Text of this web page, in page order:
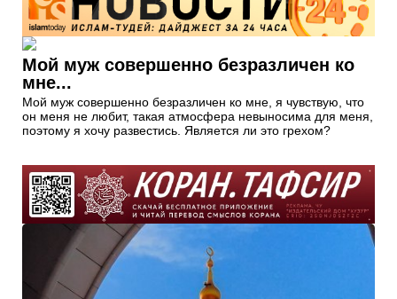
Мой муж совершенно безразличен ко
мне...
Мой муж совершенно безразличен ко мне, я чувствую, что
он меня не любит, такая атмосфера невыносима для меня,
поэтому я хочу развестись. Является ли это грехом?